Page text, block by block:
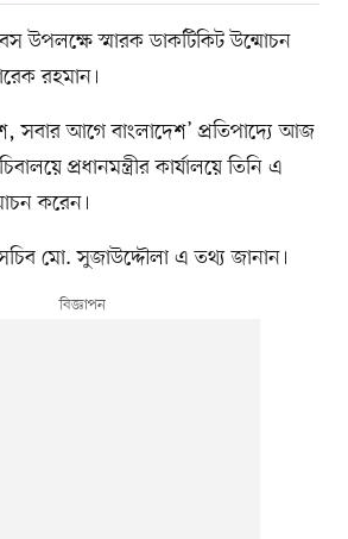
উপলক্ষে স্মারক ডাকটিকিট উন্মোচন
রহমান।
সবার আগে বাংলাদেশ’ প্রতিপাদ্যে আজ
প্রধানমন্ত্রীর কার্যালয়ে তিনি এ
করেন।
মো. সুজাউদ্দৌলা এ তথ্য জানান।